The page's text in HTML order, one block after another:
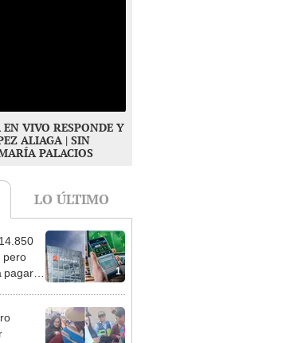
VIVO RESPONDE Y
ALIAGA | SIN
PALACIOS
LO ÚLTIMO
1
pero
pagar: